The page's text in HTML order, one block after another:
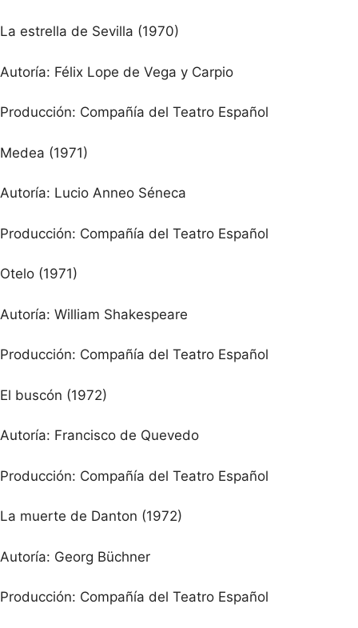
La estrella de Sevilla (1970)
Autoría: Félix Lope de Vega y Carpio
Producción: Compañía del Teatro Español
Medea (1971)
Autoría: Lucio Anneo Séneca
Producción: Compañía del Teatro Español
Otelo (1971)
Autoría: William Shakespeare
Producción: Compañía del Teatro Español
El buscón (1972)
Autoría: Francisco de Quevedo
Producción: Compañía del Teatro Español
La muerte de Danton (1972)
Autoría: Georg Büchner
Producción: Compañía del Teatro Español